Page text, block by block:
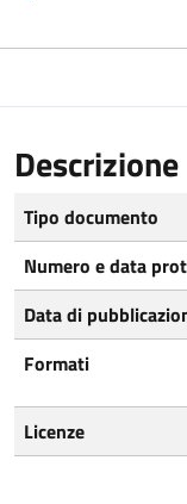
Descrizione
Tipo documento
Numero e data
Data di
Formati
Licenze